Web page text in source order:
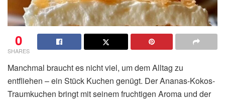
0
SHARES
Manchmal braucht es nicht viel, um dem Alltag zu
entfliehen – ein Stück Kuchen genügt. Der Ananas-Kokos-
Traumkuchen bringt mit seinem fruchtigen Aroma und der